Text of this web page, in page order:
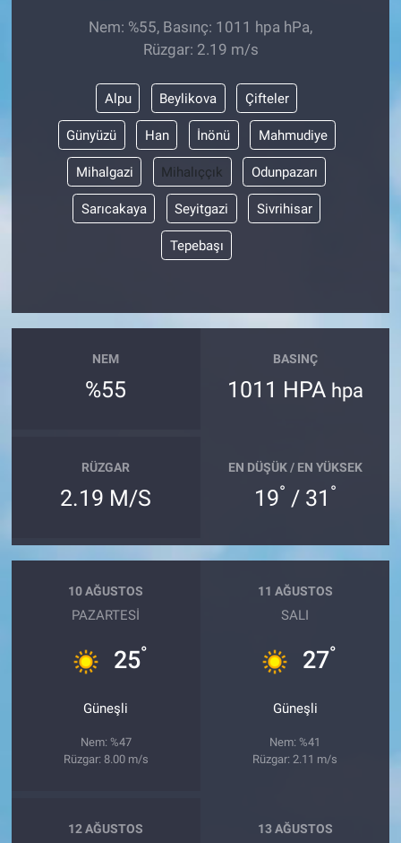
Nem: %55, Basınç: 1011 hpa hPa,
Rüzgar: 2.19 m/s
Alpu Beylikova Çifteler
Günyüzü Han İnönü Mahmudiye
Mihalgazi Mihalıççık Odunpazarı
Sarıcakaya Seyitgazi Sivrihisar
Tepebaşı
NEM
%55
BASINÇ
1011 HPA hpa
RÜZGAR
2.19 M/S
EN DÜŞÜK / EN YÜKSEK
19° / 31 °
10 AĞUSTOS
PAZARTESI
25°
Güneşli
Nem: %47
Rüzgar: 8.00 m/s
11 AĞUSTOS
SALI
27°
Güneşli
Nem: %41
Rüzgar: 2.11 m/s
12 AĞUSTOS 13 AĞUSTOS